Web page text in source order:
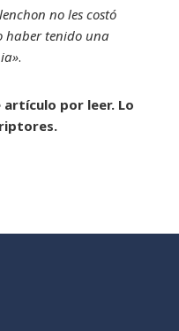
no les costó
haber tenido una
.
artículo por leer. Lo